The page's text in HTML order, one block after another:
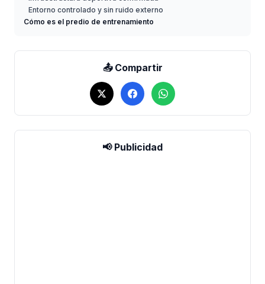
Entorno controlado y sin ruido externo
Cómo es el predio de entrenamiento
📤 Compartir
📢 Publicidad